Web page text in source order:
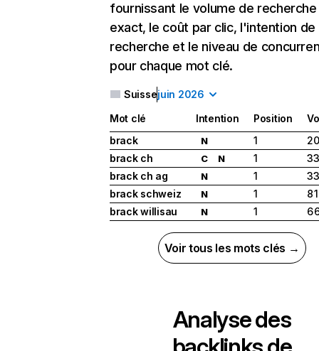
fournissant le volume de recherche
exact, le coût par clic, l'intention de
recherche et le niveau de
pour chaque mot clé.
Suissejuin 2026
Mot clé Intention Position
brack
N 1
brack ch
C N 1
brack ch ag
N 1
brack schweiz
N 1
8
brack willisau
N 1 6
Voir tous les mots clés →
Analyse des